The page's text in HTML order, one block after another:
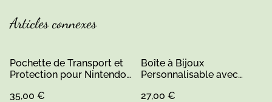
Articles connexes
Pochette de Transport et
Protection pour Nintendo
35,00 €
Boîte à Bijoux
Personnalisable avec
27,00 €